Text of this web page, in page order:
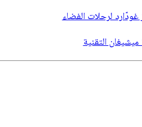
غودّارد لرحلات الفضاء
التقنية